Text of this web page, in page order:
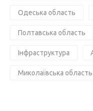
Одеська область
Полтавська область
Інфраструктура
Миколаївська область